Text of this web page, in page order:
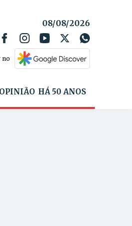
08/08/2026
no
OPINIÃO HÁ 50 ANOS